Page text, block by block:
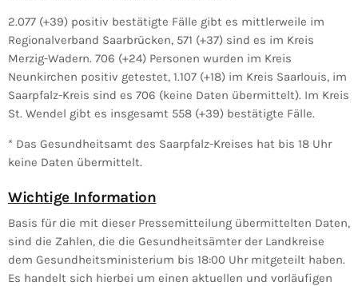
2.077 (+39) positiv bestätigte Fälle gibt es mittlerweile im
Regionalverband Saarbrücken, 571 (+37) sind es im Kreis
Merzig-Wadern. 706 (+24) Personen wurden im Kreis
Neunkirchen positiv getestet, 1.107 (+18) im Kreis Saarlouis, im
Saarpfalz-Kreis sind es 706 (keine Daten übermittelt). Im Kreis
St. Wendel gibt es insgesamt 558 (+39) bestätigte Fälle.
* Das Gesundheitsamt des Saarpfalz-Kreises hat bis 18 Uhr
keine Daten übermittelt.
Wichtige Information
Basis für die mit dieser Pressemitteilung übermittelten Daten,
sind die Zahlen, die die Gesundheitsämter der Landkreise
dem Gesundheitsministerium bis 18:00 Uhr mitgeteilt haben.
Es handelt sich hierbei um einen aktuellen und vorläufigen